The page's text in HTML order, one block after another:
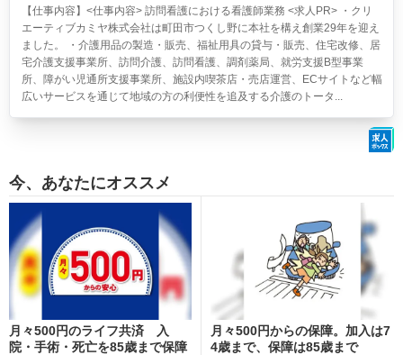
【仕事内容】<仕事内容> 訪問看護における看護師業務 <求人PR> ・クリ
エーティブカミヤ株式会社は町田市つくし野に本社を構え創業29年を迎え
ました。 ・介護用品の製造・販売、福祉用具の貸与・販売、住宅改修、居
宅介護支援事業所、訪問介護、訪問看護、調剤薬局、就労支援B型事業
所、障がい児通所支援事業所、施設内喫茶店・売店運営、ECサイトなど幅
広いサービスを通じて地域の方の利便性を追及する介護のトータ...
今、あなたにオススメ
月々500円のライフ共済 入
院・手術・死亡を85歳まで保障
月々500円からの保障。加入は7
4歳まで、保障は85歳まで